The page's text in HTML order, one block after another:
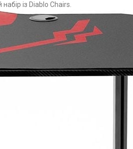
із Diablo Chairs.